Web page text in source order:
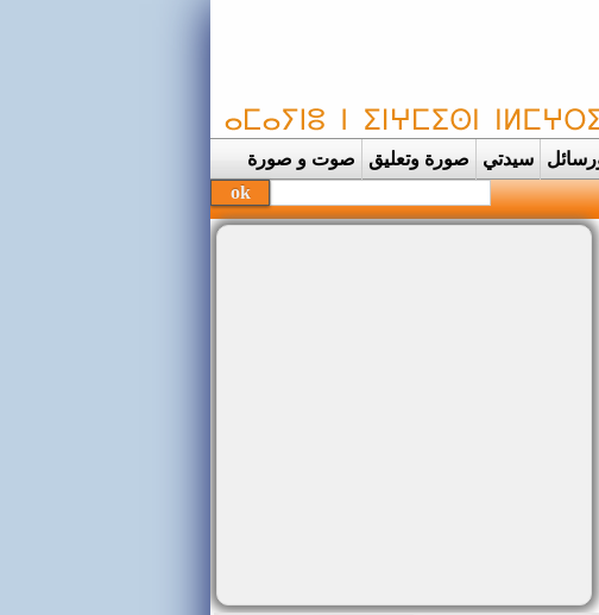
سيدتي صورة وتعليق صوت و صورة